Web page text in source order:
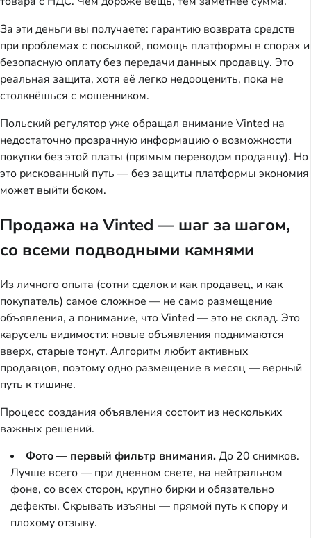
За эти деньги вы получаете: гарантию возврата средств
при проблемах с посылкой, помощь платформы в спорах и
безопасную оплату без передачи данных продавцу. Это
реальная защита, хотя её легко недооценить, пока не
столкнёшься с мошенником.
Польский регулятор уже обращал внимание Vinted на
недостаточно прозрачную информацию о возможности
покупки без этой платы (прямым переводом продавцу). Но
это рискованный путь — без защиты платформы экономия
может выйти боком.
Продажа на Vinted — шаг за шагом,
со всеми подводными камнями
Из личного опыта (сотни сделок и как продавец, и как
покупатель) самое сложное — не само размещение
объявления, а понимание, что Vinted — это не склад. Это
карусель видимости: новые объявления поднимаются
вверх, старые тонут. Алгоритм любит активных
продавцов, поэтому одно размещение в месяц — верный
путь к тишине.
Процесс создания объявления состоит из нескольких
важных решений.
Фото — первый фильтр внимания.До 20 снимков.
Лучше всего — при дневном свете, на нейтральном
фоне, со всех сторон, крупно бирки и обязательно
дефекты. Скрывать изъяны — прямой путь к спору и
плохому отзыву.